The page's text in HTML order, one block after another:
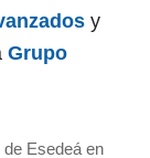
y
Grupo
Esedeá en